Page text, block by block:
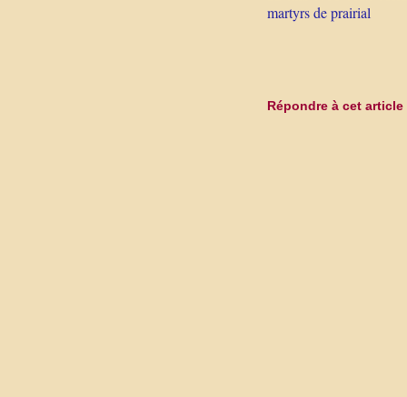
martyrs de prairial
Répondre à cet article